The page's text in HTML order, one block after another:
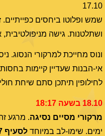
17.10
שמש ופלוטו ביחסים
ושתלטנות. גישה
ונוס מחייכת למרקורי הנסוג.
אי-הבנות שעדיין קיימות
לחילופין תיתכן סתם שיחת
18.10 בשעה 18:17
מרקורי מסיים נסיגה. מרגע
ימים. שימו-לב במיוחד לסעיף